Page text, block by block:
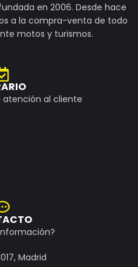
en 2006. Desde hace
a la compra-venta de todo
motos y turismos.
atención al cliente
Madrid